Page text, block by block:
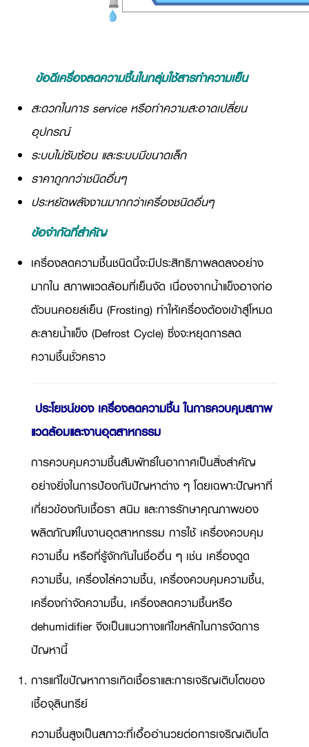
ข้อดีเครื่องลดความชื้นในกลุ่มใช้สารทำความเย็น
สะดวกในการ service หรือทำความสะอาดเปลี่ยน
อุปกรณ์
ระบบไม่ซับซ้อน และระบบมีขนาดเล็ก
ราคาถูกกว่าชนิดอื่นๆ
ประหยัดพลังงานมากกว่าเครื่องชนิดอื่นๆ
ข้อจำกัดที่สำคัญ
เครื่องลดความชื้นชนิดนี้จะมีประสิทธิภาพลดลงอย่าง
มากใน สภาพแวดล้อมที่เย็นจัด เนื่องจากน้ำแข็งอาจก่อ
ตัวบนคอยล์เย็น (Frosting) ทำให้เครื่องต้องเข้าสู่โหมด
ละลายน้ำแข็ง (Defrost Cycle) ซึ่งจะหยุดการลด
ความชื้นชั่วคราว
ประโยชน์ของ เครื่องลดความชื้น ในการควบคุมสภาพ
แวดล้อมและงานอุตสาหกรรม
การควบคุมความชื้นสัมพัทธ์ในอากาศเป็นสิ่งสำคัญ
อย่างยิ่งในการป้องกันปัญหาต่าง ๆ โดยเฉพาะปัญหาที่
เกี่ยวข้องกับเชื้อรา สนิม และการรักษาคุณภาพของ
ผลิตภัณฑ์ในงานอุตสาหกรรม การใช้ เครื่องควบคุม
ความชื้น หรือที่รู้จักกันในชื่ออื่น ๆ เช่น เครื่องดูด
ความชื้น, เครื่องไล่ความชื้น, เครื่องควบคุมความชื้น,
เครื่องกำจัดความชื้น, เครื่องลดความชื้นหรือ
dehumidifier จึงเป็นแนวทางแก้ไขหลักในการจัดการ
ปัญหานี้
การแก้ไขปัญหาการเกิดเชื้อราและการเจริญเติบโตของ
เชื้อจุลินทรีย์
ความชื้นสูงเป็นสภาวะที่เอื้ออำนวยต่อการเจริญเติบโต